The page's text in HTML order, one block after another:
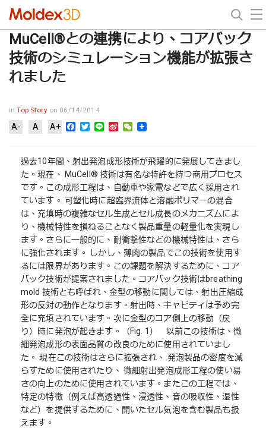
MuCell®との連携により、コアバック
技術のシミュレーション機能が拡張さ
れました
inTop Story on 06/14/2014
A- A A+ Facebook
Twitter
Line Sina WeChat
過去10年間、射出発泡成形技術が飛躍的に発展してきまし
た。現在、 MuCell® 技術は有名な特許を持つ商用プロセス
です。この成形工程は、自動車や家電などで広く採用され
ています。 可塑化時に超臨界流体と溶融ポリマーの混合
は、充填時の複雑なセル生成とセル成長のメカニズムによ
り、機械特性を損ねることなく製品重量の軽量化を実現し
ます。さらに一般的に、耐衝撃性などの機械特性は、さら
に強化されます。 しかし、薄肉の製品でこの技術を使用す
るには限界があります。この課題を解決するために、コア
バック技術が提案されました。コアバック技術はbreathing
mold 技術とも呼ばれ、金型の移動に関しては、射出圧縮成
形の反対の動作となります。射出時、キャビティは予め完
全に充填されています。次に金型のコア側上の移動（戻
り）時に発泡が起きます。（Fig. 1） 以前この技術は、微
細発泡成形の表面品質の改良のために使用されていまし
た。 現在この技術はさらに拡張され、 発泡製品の密度を減
らすために使用されたり、 微細射出発泡成形工程の使い易
さの向上のために使用されています。またこの工程では、
特定の特徴（例えば高透過性、浸透性、音の吸収性、湿性
など）を提供するために、開いたセル気泡を含む製品も扱
えます。